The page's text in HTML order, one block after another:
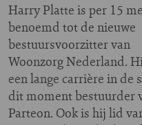
Harry Platte is per 15
benoemd tot de nieuwe
bestuursvoorzitter van
Woonzorg Nederland.
een lange carrière in de
dit moment bestuurder
Parteon. Ook is hij lid